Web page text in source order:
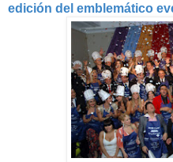
edición del emblemático